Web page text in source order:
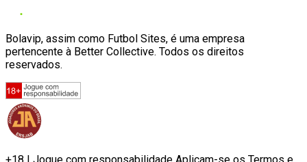
Bolavip, assim como Futbol Sites, é uma empresa
pertencente à Better Collective. Todos os direitos
reservados.